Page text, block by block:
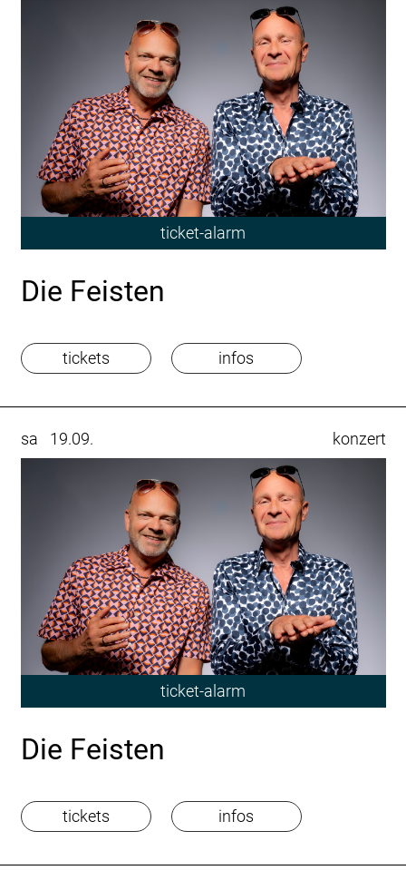
ticket-alarm
Die Feisten
tickets infos
sa 19.09. konzert
ticket-alarm
Die Feisten
tickets infos